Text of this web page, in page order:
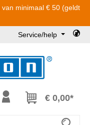
minimaal € 50 (geldt
Service/help
0 items op je€ 0,00*